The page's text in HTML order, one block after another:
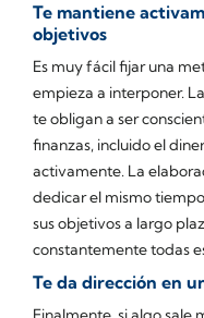
Te mantiene
objetivos
Es muy fácil fijar una
empieza a interponer.
te obligan a ser
finanzas, incluido el
activamente. La
dedicar el mismo
sus objetivos a largo
constantemente todas
Te da dirección en